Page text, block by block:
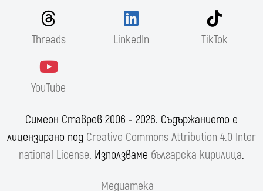
Threads LinkedIn TikTok
YouTube
Симеон Ставрев 2006 ‐ 2026. Съдържанието е
лицензирано под Creative Commons Attribution 4.0 Inter
national License. Използваме българска кирилица.
Медиатека